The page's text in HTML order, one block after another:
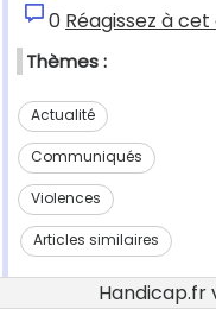
0 Réagissez à
Thèmes :
Actualité
Communiqués
Violences
Articles similaires
Handicap.fr